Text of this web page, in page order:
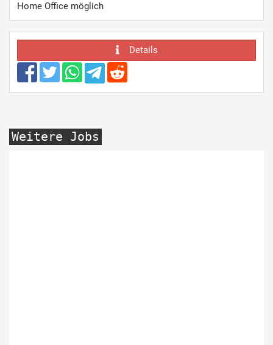
Home Office möglich
Details
Weitere Jobs